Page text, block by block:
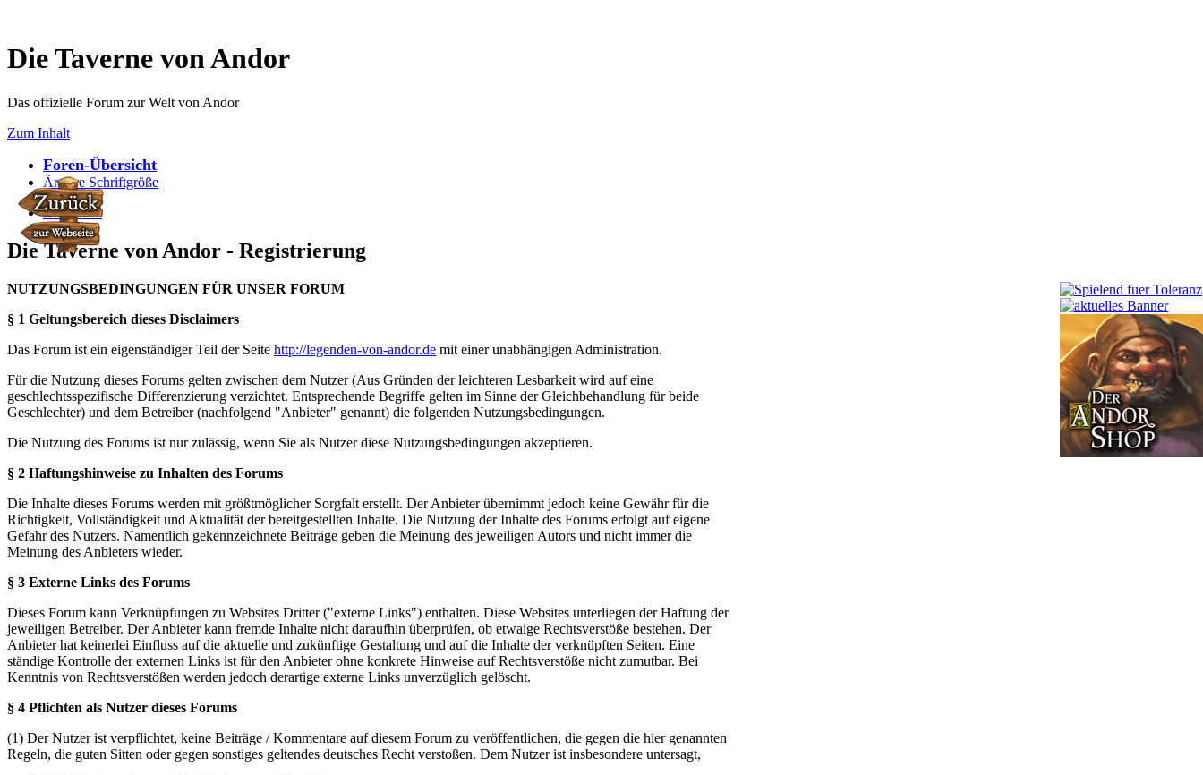
Die Taverne von Andor
Das offizielle Forum zur Welt von Andor
Zum Inhalt
Foren-Übersicht
Ändere Schriftgröße
Anmelden
Die Taverne von Andor - Registrierung
NUTZUNGSBEDINGUNGEN FÜR UNSER FORUM
§ 1 Geltungsbereich dieses Disclaimers
Das Forum ist ein eigenständiger Teil der Seite http://legenden-von-andor.de mit einer unabhängigen Administration.
Für die Nutzung dieses Forums gelten zwischen dem Nutzer (Aus Gründen der leichteren Lesbarkeit wird auf eine
geschlechtsspezifische Differenzierung verzichtet. Entsprechende Begriffe gelten im Sinne der Gleichbehandlung für beide
Geschlechter) und dem Betreiber (nachfolgend "Anbieter" genannt) die folgenden Nutzungsbedingungen.
Die Nutzung des Forums ist nur zulässig, wenn Sie als Nutzer diese Nutzungsbedingungen akzeptieren.
§ 2 Haftungshinweise zu Inhalten des Forums
Die Inhalte dieses Forums werden mit größtmöglicher Sorgfalt erstellt. Der Anbieter übernimmt jedoch keine Gewähr für die
Richtigkeit, Vollständigkeit und Aktualität der bereitgestellten Inhalte. Die Nutzung der Inhalte des Forums erfolgt auf eigene
Gefahr des Nutzers. Namentlich gekennzeichnete Beiträge geben die Meinung des jeweiligen Autors und nicht immer die
Meinung des Anbieters wieder.
§ 3 Externe Links des Forums
Dieses Forum kann Verknüpfungen zu Websites Dritter ("externe Links") enthalten. Diese Websites unterliegen der Haftung der
jeweiligen Betreiber. Der Anbieter kann fremde Inhalte nicht daraufhin überprüfen, ob etwaige Rechtsverstöße bestehen. Der
Anbieter hat keinerlei Einfluss auf die aktuelle und zukünftige Gestaltung und auf die Inhalte der verknüpften Seiten. Eine
ständige Kontrolle der externen Links ist für den Anbieter ohne konkrete Hinweise auf Rechtsverstöße nicht zumutbar. Bei
Kenntnis von Rechtsverstößen werden jedoch derartige externe Links unverzüglich gelöscht.
§ 4 Pflichten als Nutzer dieses Forums
(1) Der Nutzer ist verpflichtet, keine Beiträge / Kommentare auf diesem Forum zu veröffentlichen, die gegen die hier genannten
Regeln, die guten Sitten oder gegen sonstiges geltendes deutsches Recht verstoßen. Dem Nutzer ist insbesondere untersagt,